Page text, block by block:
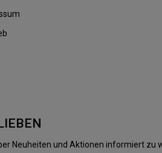
Neuheiten und Aktionen informiert zu